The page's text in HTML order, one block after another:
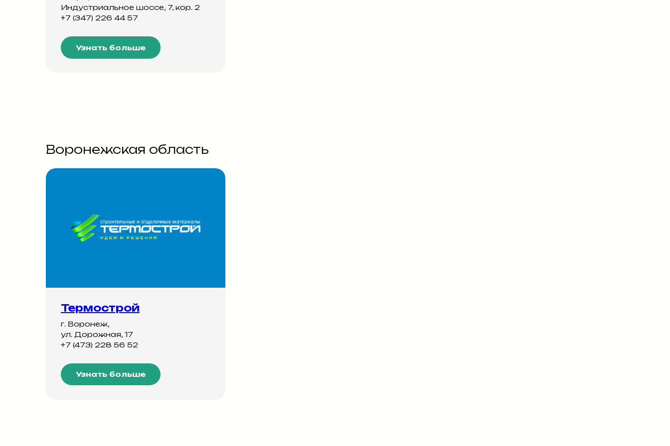
Индустриальное шоссе, 7, кор. 2
+7 (347) 226 44 57
Узнать больше
Воронежская область
Термострой
г. Воронеж,
ул. Дорожная, 17
+7 (473) 228 56 52
Узнать больше